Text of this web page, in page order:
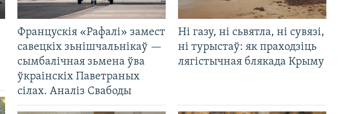
Францускія «Рафалі» замест
савецкіх зьнішчальнікаў —
сымбалічная зьмена ўва
ўкраінскіх Паветраных
сілах. Аналіз Свабоды
Ні газу, ні сьвятла, ні сувязі,
ні турыстаў: як праходзіць
лягістычная блякада Крыму